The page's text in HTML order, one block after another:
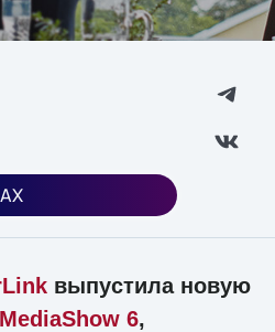
выпустила новую
MediaShow 6,